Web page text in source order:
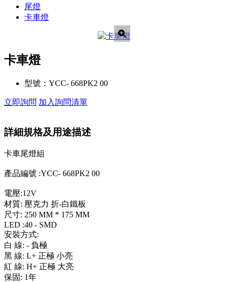
尾燈
卡車燈
卡車燈
型號： YCC- 668PK2 00
立即詢問 加入詢問清單
詳細規格及用途描述
卡車尾燈組
產品編號 :YCC- 668PK2 00
電壓:12V
材質: 壓克力 折-白鐵板
尺寸: 250 MM * 175 MM
LED :40 - SMD
安裝方式:
白 線: - 負極
黑 線: L+ 正極 小亮
紅 線: H+ 正極 大亮
保固: 1年